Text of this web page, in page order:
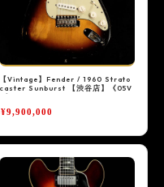
【Vintage】Fender / 1960 Strato
caster Sunburst 【渋谷店】《05V
G》
¥9,900,000
GUITARS
GUITARS
店